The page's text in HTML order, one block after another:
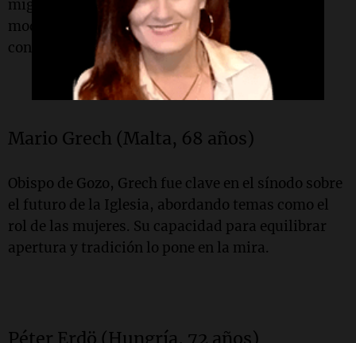
migrantes, aunque se opone a reformas
modernizadoras, alineándose con posturas
conservadoras.
Mario Grech (Malta, 68 años)
Obispo de Gozo, Grech fue clave en el sínodo sobre
el futuro de la Iglesia, abordando temas como el
rol de las mujeres. Su capacidad para equilibrar
apertura y tradición lo pone en la mira.
Péter Erdö (Hungría, 72 años)